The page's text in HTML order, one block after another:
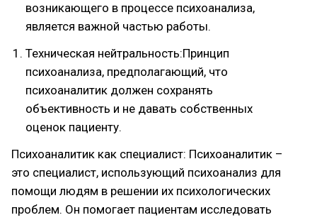
возникающего в процессе психоанализа,
является важной частью работы.
Техническая нейтральность:Принцип
психоанализа, предполагающий, что
психоаналитик должен сохранять
объективность и не давать собственных
оценок пациенту.
Психоаналитик как специалист: Психоаналитик –
это специалист, использующий психоанализ для
помощи людям в решении их психологических
проблем. Он помогает пациентам исследовать